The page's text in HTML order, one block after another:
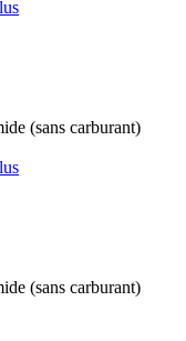
(sans carburant)
(sans carburant)